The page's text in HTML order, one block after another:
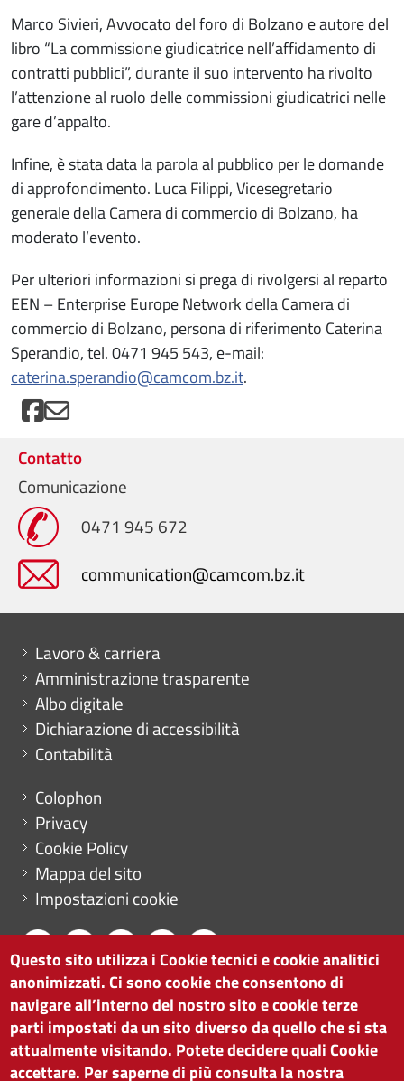
Marco Sivieri, Avvocato del foro di Bolzano e autore del
libro “La commissione giudicatrice nell’affidamento di
contratti pubblici”, durante il suo intervento ha rivolto
l’attenzione al ruolo delle commissioni giudicatrici nelle
gare d’appalto.
Infine, è stata data la parola al pubblico per le domande
di approfondimento. Luca Filippi, Vicesegretario
generale della Camera di commercio di Bolzano, ha
moderato l’evento.
Per ulteriori informazioni si prega di rivolgersi al reparto
EEN – Enterprise Europe Network della Camera di
commercio di Bolzano, persona di riferimento Caterina
Sperandio, tel. 0471 945 543, e-mail:
caterina.sperandio@camcom.bz.it.
Contatto
Comunicazione
0471 945 672
communication@camcom.bz.it
Mini menu di servizio
Lavoro & carriera
Amministrazione trasparente
Albo digitale
Dichiarazione di accessibilità
Contabilità
Menu footer
Colophon
Privacy
Cookie Policy
Mappa del sito
Impostazioni cookie
CAMERA DI COMMERCIO DI BOLZANO
via Alto Adige 60 | I-39100 Bolzano
tel. 0471 945 511 |info@camcom.bz.it
Partita IVA: 00376420212
Questo sito utilizza i Cookie tecnici e cookie analitici
anonimizzati. Ci sono cookie che consentono di
navigare all’interno del nostro sito e cookie terze
parti impostati da un sito diverso da quello che si sta
attualmente visitando. Potete decidere quali Cookie
accettare. Per saperne di più consulta la nostra